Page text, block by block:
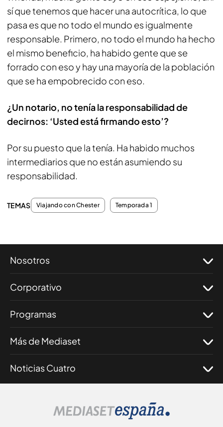
sí que tenemos que hacer una autocrítica, lo que
pasa es que no todo el mundo es igualmente
responsable. Primero, no todo el mundo ha hecho
el mismo beneficio, ha habido gente que se
forrado con eso y hay una mayoría de la población
que se ha empobrecido con eso.
¿Un notario, no tenía la responsabilidad de
decirnos: ‘Usted está firmando esto’?
Por su puesto que la tenía. Ha habido muchos
intermediarios que no están asumiendo su
responsabilidad.
TEMAS Viajando con Chester Temporada 1
Nosotros
Corporativo
Programas
Más de Mediaset
Noticias Cuatro